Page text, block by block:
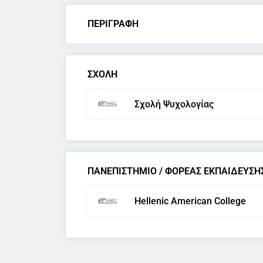
ΠΕΡΙΓΡΑΦΗ
ΣΧΟΛΗ
Σχολή Ψυχολογίας
ΠΑΝΕΠΙΣΤΗΜΙΟ / ΦΟΡΕΑΣ
Hellenic American College